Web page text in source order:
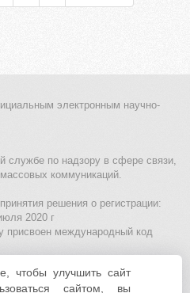
электронным научно-
службе по надзору в сфере связи,
коммуникаций.
решения о регистрации:
2020 г
присвоен международный код
онлайн конкурсы для детей
cookie| Политика обработки и
чтобы улучшить сайт
сайтом, вы